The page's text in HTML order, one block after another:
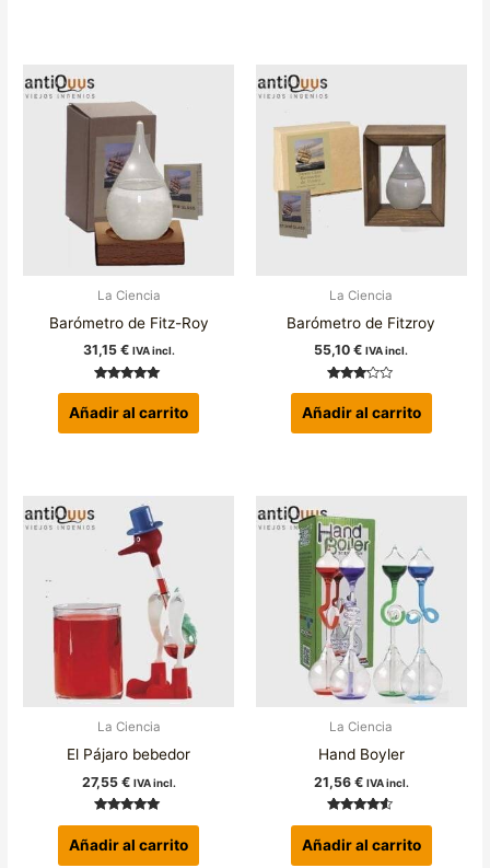
La Ciencia
Barómetro de Fitz-Roy
31,15 € IVA incl.
Valorado con
de 5
Añadir al carrito
La Ciencia
Barómetro de Fitzroy
55,10€ IVA incl.
Valorado
3.00
Añadir al carrito
La Ciencia
El Pájaro bebedor
27,55 € IVA incl.
Valorado con
de 5
Añadir al carrito
La Ciencia
Hand Boyler
21,56 € IVA incl.
Valorado
4.33
Añadir al carrito